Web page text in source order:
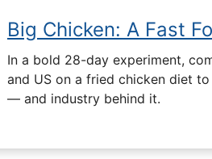
Big Chicken: A Fast
In a bold 28-day experiment,
and US on a fried chicken diet
— and industry behind it.